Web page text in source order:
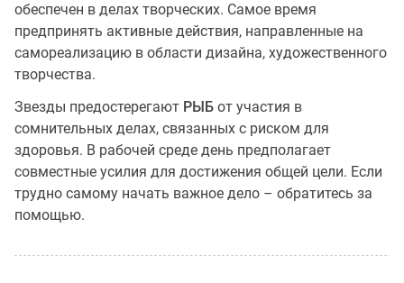
обеспечен в делах творческих. Самое время
предпринять активные действия, направленные на
самореализацию в области дизайна, художественного
творчества.
Звезды предостерегают РЫБ от участия в
сомнительных делах, связанных с риском для
здоровья. В рабочей среде день предполагает
совместные усилия для достижения общей цели. Если
трудно самому начать важное дело – обратитесь за
помощью.